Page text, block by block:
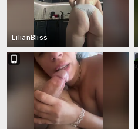
LilianBliss